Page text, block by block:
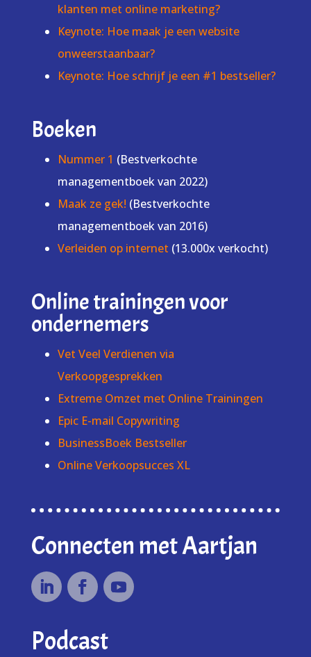
klanten met online marketing?
Keynote: Hoe maak je een website
onweerstaanbaar?
Keynote: Hoe schrijf je een #1 bestseller?
Boeken
Nummer 1 (Bestverkochte
managementboek van 2022)
Maak ze gek! (Bestverkochte
managementboek van 2016)
Verleiden op internet (13.000x verkocht)
Online trainingen voor
ondernemers
Vet Veel Verdienen via
Verkoopgesprekken
Extreme Omzet met Online Trainingen
Epic E-mail Copywriting
BusinessBoek Bestseller
Online Verkoopsucces XL
Connecten met Aartjan
Podcast